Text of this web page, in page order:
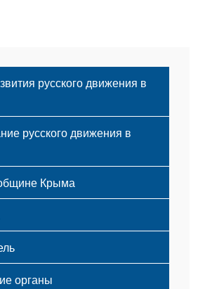
русского движения в
русского движения в
Крыма
органы